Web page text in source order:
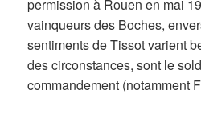
permission à Rouen en mai
vainqueurs des Boches,
sentiments de Tissot varient
des circonstances, sont le
commandement (notamment